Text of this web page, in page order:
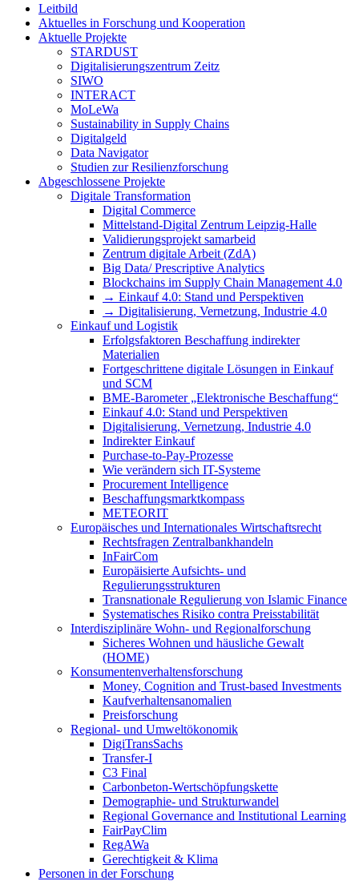
Leitbild
Aktuelles in Forschung und Kooperation
Aktuelle Projekte
STARDUST
Digitalisierungszentrum Zeitz
SIWO
INTERACT
MoLeWa
Sustainability in Supply Chains
Digitalgeld
Data Navigator
Studien zur Resilienzforschung
Abgeschlossene Projekte
Digitale Transformation
Digital Commerce
Mittelstand-Digital Zentrum Leipzig-Halle
Validierungsprojekt samarbeid
Zentrum digitale Arbeit (ZdA)
Big Data/ Prescriptive Analytics
Blockchains im Supply Chain Management 4.0
→ Einkauf 4.0: Stand und Perspektiven
→ Digitalisierung, Vernetzung, Industrie 4.0
Einkauf und Logistik
Erfolgsfaktoren Beschaffung indirekter
Materialien
Fortgeschrittene digitale Lösungen in Einkauf
und SCM
BME-Barometer „Elektronische Beschaffung“
Einkauf 4.0: Stand und Perspektiven
Digitalisierung, Vernetzung, Industrie 4.0
Indirekter Einkauf
Purchase-to-Pay-Prozesse
Wie verändern sich IT-Systeme
Procurement Intelligence
Beschaffungsmarktkompass
METEORIT
Europäisches und Internationales Wirtschaftsrecht
Rechtsfragen Zentralbankhandeln
InFairCom
Europäisierte Aufsichts- und
Regulierungsstrukturen
Transnationale Regulierung von Islamic Finance
Systematisches Risiko contra Preisstabilität
Interdisziplinäre Wohn- und Regionalforschung
Sicheres Wohnen und häusliche Gewalt
(HOME)
Konsumenten­verhaltens­forschung
Money, Cognition and Trust-based Investments
Kaufverhaltensanomalien
Preisforschung
Regional- und Umweltökonomik
DigiTransSachs
Transfer-I
C3 Final
Carbonbeton-Wertschöpfungskette
Demographie- und Strukturwandel
Regional Governance and Institutional Learning
FairPayClim
RegAWa
Gerechtigkeit & Klima
Personen in der Forschung